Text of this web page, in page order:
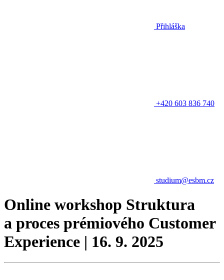
Přihláška
+420 603 836 740
studium@esbm.cz
Online workshop Struktura
a proces prémiového Customer
Experience | 16. 9. 2025